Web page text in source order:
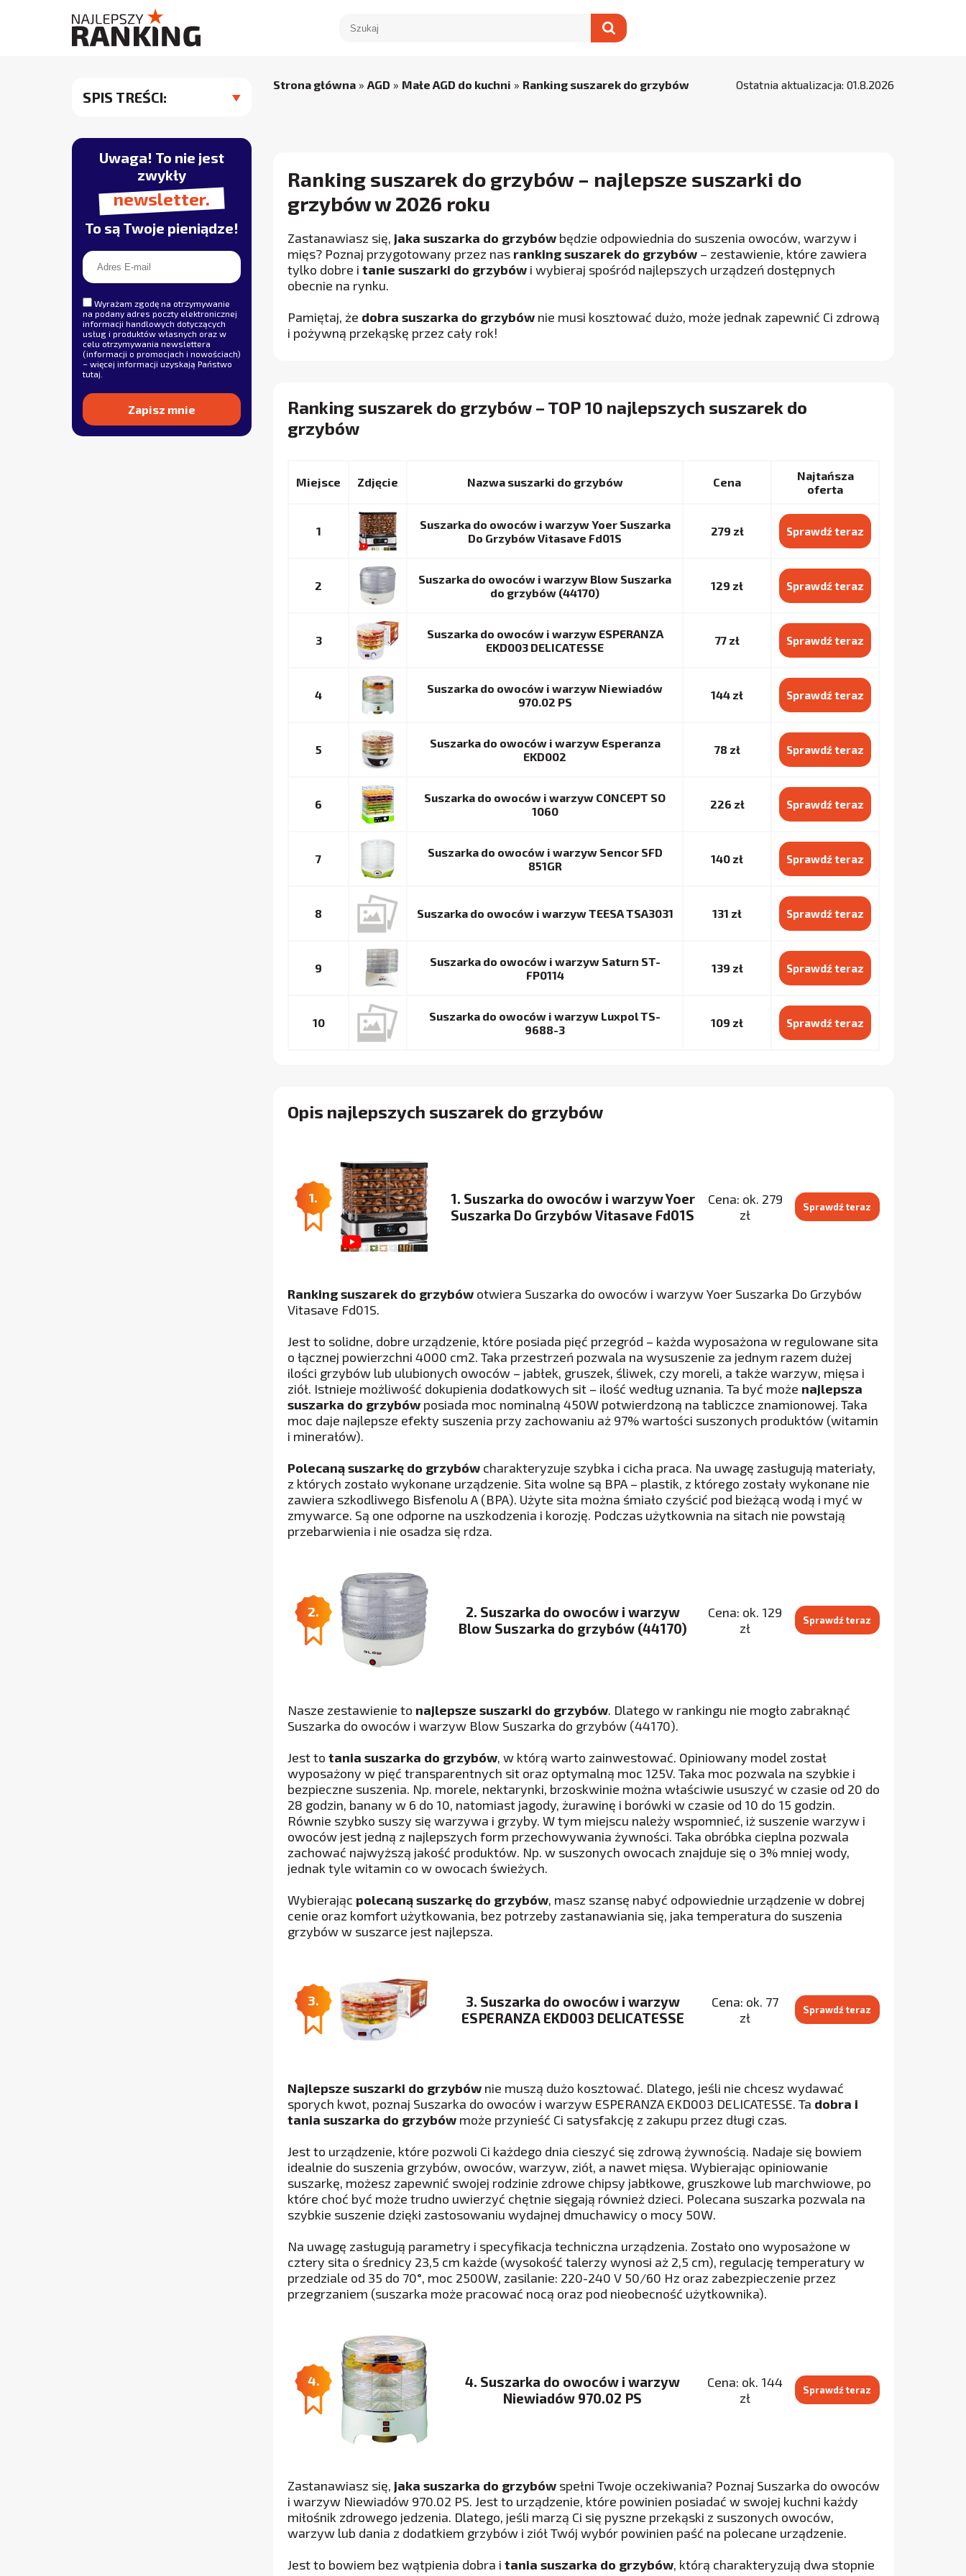
SPIS TREŚCI:
Uwaga! To nie jest
zwykły
newsletter.
To są Twoje pieniądze!
Wyrażam zgodę na otrzymywanie
na podany adres poczty elektronicznej
informacji handlowych dotyczących
usług i produktów własnych oraz w
celu otrzymywania newslettera
(informacji o promocjach i nowościach)
– więcej informacji uzyskają Państwo
tutaj
Strona główna » AGD » Małe AGD do kuchni » Ranking suszarek do grzybów Ostatnia aktualizacja: 01.8.2026
Ranking suszarek do grzybów – najlepsze suszarki do
grzybów w 2026 roku
Zastanawiasz się, jaka suszarka do grzybów będzie odpowiednia do suszenia owoców, warzyw i
mięs? Poznaj przygotowany przez nas ranking suszarek do grzybów – zestawienie, które zawiera
tylko dobre i tanie suszarki do grzybów i wybieraj spośród najlepszych urządzeń dostępnych
obecnie na rynku.
Pamiętaj, że dobra suszarka do grzybów nie musi kosztować dużo, może jednak zapewnić Ci zdrową
i pożywną przekąskę przez cały rok!
Ranking suszarek do grzybów – TOP 10 najlepszych suszarek do
grzybów
Miejsce Nazwa suszarki do grzybów Cena
Najtańsza
oferta
1
Suszarka do owoców i warzyw Yoer Suszarka
Do Grzybów Vitasave Fd01S
279 zł Sprawdź teraz
2
Suszarka do owoców i warzyw Blow Suszarka
do grzybów (44170)
129 zł Sprawdź teraz
3
Suszarka do owoców i warzyw ESPERANZA
EKD003 DELICATESSE
77 zł Sprawdź teraz
4
Suszarka do owoców i warzyw Niewiadów
970.02 PS
144 zł Sprawdź teraz
5
Suszarka do owoców i warzyw Esperanza
EKD002
78 zł Sprawdź teraz
6
Suszarka do owoców i warzyw CONCEPT SO
1060
226 zł Sprawdź teraz
7
Suszarka do owoców i warzyw Sencor SFD
851GR
140 zł Sprawdź teraz
8 Suszarka do owoców i warzyw TEESA TSA3031 131 zł Sprawdź teraz
9
Suszarka do owoców i warzyw Saturn ST-
FP0114
139 zł Sprawdź teraz
10
Suszarka do owoców i warzyw Luxpol TS-
9688-3
109 zł Sprawdź teraz
Opis najlepszych suszarek do grzybów
1.
1. Suszarka do owoców i warzyw Yoer
Suszarka Do Grzybów Vitasave Fd01S
Cena: ok. 279
zł
Sprawdź teraz
Ranking suszarek do grzybów otwiera Suszarka do owoców i warzyw Yoer Suszarka Do Grzybów
Vitasave Fd01S.
Jest to solidne, dobre urządzenie, które posiada pięć przegród – każda wyposażona w regulowane sita
o łącznej powierzchni 4000 cm2. Taka przestrzeń pozwala na wysuszenie za jednym razem dużej
ilości grzybów lub ulubionych owoców – jabłek, gruszek, śliwek, czy moreli, a także warzyw, mięsa i
ziół. Istnieje możliwość dokupienia dodatkowych sit – ilość według uznania. Ta być może najlepsza
suszarka do grzybów posiada moc nominalną 450W potwierdzoną na tabliczce znamionowej. Taka
moc daje najlepsze efekty suszenia przy zachowaniu aż 97% wartości suszonych produktów (witamin
i minerałów).
Polecaną suszarkę do grzybów charakteryzuje szybka i cicha praca. Na uwagę zasługują materiały,
z których zostało wykonane urządzenie. Sita wolne są BPA – plastik, z którego zostały wykonane nie
zawiera szkodliwego Bisfenolu A (BPA). Użyte sita można śmiało czyścić pod bieżącą wodą i myć w
zmywarce. Są one odporne na uszkodzenia i korozję. Podczas użytkownia na sitach nie powstają
przebarwienia i nie osadza się rdza.
2.
2. Suszarka do owoców i warzyw
Blow Suszarka do grzybów (44170)
Cena: ok. 129
zł
Sprawdź teraz
Nasze zestawienie to najlepsze suszarki do grzybów. Dlatego w rankingu nie mogło zabraknąć
Suszarka do owoców i warzyw Blow Suszarka do grzybów (44170).
Jest to tania suszarka do grzybów, w którą warto zainwestować. Opiniowany model został
wyposażony w pięć transparentnych sit oraz optymalną moc 125V. Taka moc pozwala na szybkie i
bezpieczne suszenia. Np. morele, nektarynki, brzoskwinie można właściwie ususzyć w czasie od 20 do
28 godzin, banany w 6 do 10, natomiast jagody, żurawinę i borówki w czasie od 10 do 15 godzin.
Równie szybko suszy się warzywa i grzyby. W tym miejscu należy wspomnieć, iż suszenie warzyw i
owoców jest jedną z najlepszych form przechowywania żywności. Taka obróbka cieplna pozwala
zachować najwyższą jakość produktów. Np. w suszonych owocach znajduje się o 3% mniej wody,
jednak tyle witamin co w owocach świeżych.
Wybierając polecaną suszarkę do grzybów, masz szansę nabyć odpowiednie urządzenie w dobrej
cenie oraz komfort użytkowania, bez potrzeby zastanawiania się, jaka temperatura do suszenia
grzybów w suszarce jest najlepsza.
3.
3. Suszarka do owoców i warzyw
ESPERANZA EKD003 DELICATESSE
Cena: ok. 77
zł
Sprawdź teraz
Najlepsze suszarki do grzybów nie muszą dużo kosztować. Dlatego, jeśli nie chcesz wydawać
sporych kwot, poznaj Suszarka do owoców i warzyw ESPERANZA EKD003 DELICATESSE. Ta dobra i
tania suszarka do grzybów może przynieść Ci satysfakcję z zakupu przez długi czas.
Jest to urządzenie, które pozwoli Ci każdego dnia cieszyć się zdrową żywnością. Nadaje się bowiem
idealnie do suszenia grzybów, owoców, warzyw, ziół, a nawet mięsa. Wybierając opiniowanie
suszarkę, możesz zapewnić swojej rodzinie zdrowe chipsy jabłkowe, gruszkowe lub marchwiowe, po
które choć być może trudno uwierzyć chętnie sięgają również dzieci. Polecana suszarka pozwala na
szybkie suszenie dzięki zastosowaniu wydajnej dmuchawicy o mocy 50W.
Na uwagę zasługują parametry i specyfikacja techniczna urządzenia. Zostało ono wyposażone w
cztery sita o średnicy 23,5 cm każde (wysokość talerzy wynosi aż 2,5 cm), regulację temperatury w
przedziale od 35 do 70°, moc 2500W, zasilanie: 220-240 V 50/60 Hz oraz zabezpieczenie przez
przegrzaniem (suszarka może pracować nocą oraz pod nieobecność użytkownika).
4.
4. Suszarka do owoców i warzyw
Niewiadów 970.02 PS
Cena: ok. 144
zł
Sprawdź teraz
Zastanawiasz się, jaka suszarka do grzybów spełni Twoje oczekiwania? Poznaj Suszarka do owoców
i warzyw Niewiadów 970.02 PS. Jest to urządzenie, które powinien posiadać w swojej kuchni każdy
miłośnik zdrowego jedzenia. Dlatego, jeśli marzą Ci się pyszne przekąski z suszonych owoców,
warzyw lub dania z dodatkiem grzybów i ziół Twój wybór powinien paść na polecane urządzenie.
Jest to bowiem bez wątpienia dobra i tania suszarka do grzybów, którą charakteryzują dwa stopnie